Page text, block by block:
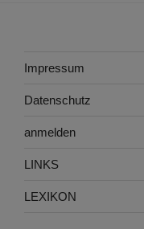
Impressum
Datenschutz
anmelden
LINKS
LEXIKON